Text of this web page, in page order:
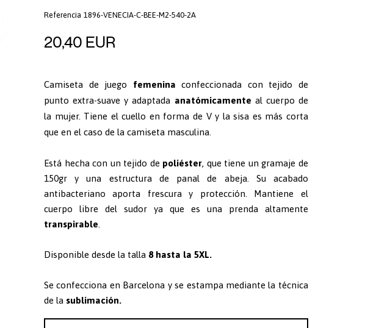
Referencia 1896-VENECIA-C-BEE-M2-540-2A
20,40 EUR
Camiseta de juego femeninaconfeccionada con tejido de
punto extra-suave y adaptada anatómicamente al cuerpo de
la mujer. Tiene el cuello en forma de V y la sisa es más corta
que en el caso de la camiseta masculina.
Está hecha con un tejido de poliéster, que tiene un gramaje de
150gr y una estructura de panal de abeja. Su acabado
antibacteriano aporta frescura y protección. Mantiene el
cuerpo libre del sudor ya que es una prenda altamente
transpirable
Disponible desde la talla 8 hasta la 5XL.
Se confecciona en Barcelona y se estampa mediante la técnica
de la sublimación.